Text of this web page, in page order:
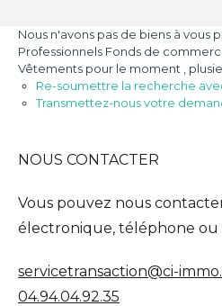
Nous n'avons pas de biens à vous
Professionnels Fonds de
Vêtements pour le moment ,
Re-soumettre la recherche
Transmettez-nous votre
NOUS CONTACTER
Vous pouvez nous
électronique, téléphone ou
servicetransaction@ci-
04.94.04.92.35